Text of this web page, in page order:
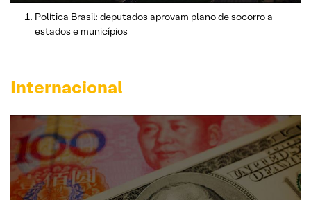
Política Brasil: deputados aprovam plano de socorro a
estados e municípios
Internacional